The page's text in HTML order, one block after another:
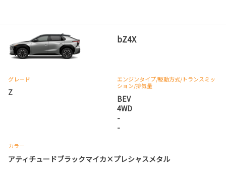
bZ4X
グレード
Z
エンジンタイプ/駆動方式/トランスミッ
ション/排気量
BEV
4WD
-
-
カラー
アティチュードブラックマイカ×プレシャスメタル